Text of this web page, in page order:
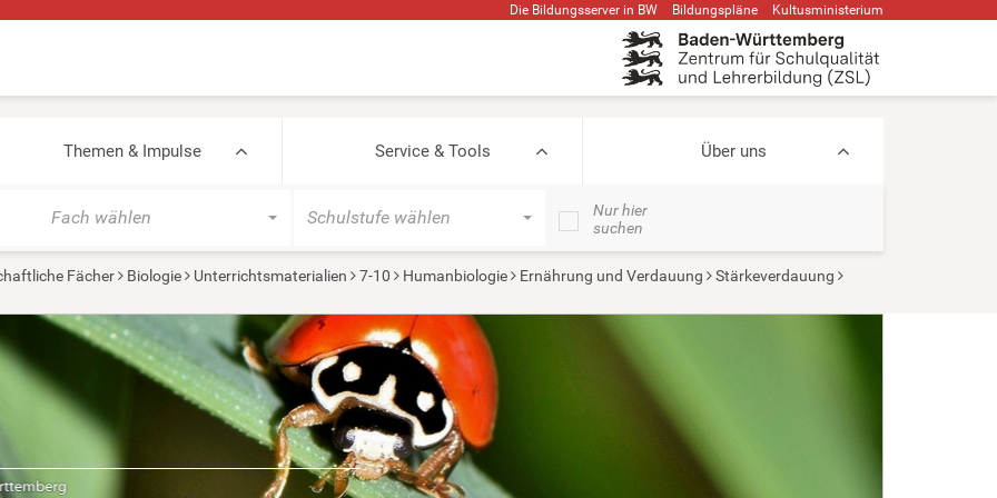
Die Bildungsserver in BW Bildungspläne Kultusministerium
Themen & Impulse Service & Tools Über uns
Fach wählen Schulstufe wählen
Nur hier
suchen
Fächer Biologie Unterrichtsmaterialien 7-10 Humanbiologie Ernährung und Verdauung Stärkeverdauung